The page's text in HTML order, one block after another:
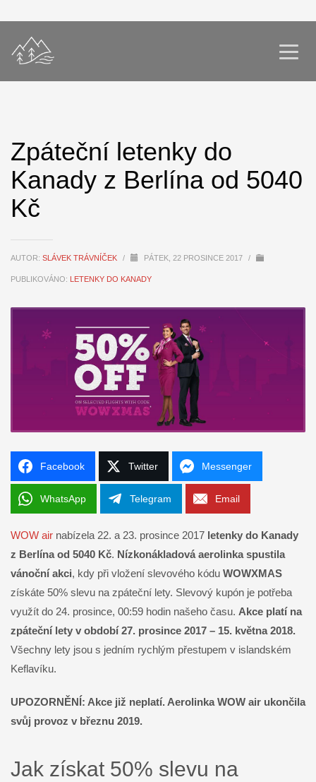
Zpáteční letenky do
Kanady z Berlína od 5040
Kč
AUTOR: SLÁVEK TRÁVNÍČEK / PÁTEK, 22 PROSINCE 2017 /
PUBLIKOVÁNO: LETENKY DO KANADY
Facebook Twitter Messenger
WhatsApp Telegram Email
WOW air nabízela 22. a 23. prosince 2017 letenky do Kanady
z Berlína od 5040 Kč. Nízkonákladová aerolinka spustila
vánoční akci, kdy při vložení slevového kódu WOWXMAS
získáte 50% slevu na zpáteční lety. Slevový kupón je potřeba
využít do 24. prosince, 00:59 hodin našeho času. Akce platí na
zpáteční lety v období 27. prosince 2017 – 15. května 2018.
Všechny lety jsou s jedním rychlým přestupem v islandském
Keflavíku.
UPOZORNĚNÍ: Akce již neplatí. Aerolinka WOW air ukončila
svůj provoz v březnu 2019.
Jak získat 50% slevu na